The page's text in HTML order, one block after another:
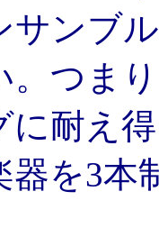
サンブ
。つま
に耐え
器を3本